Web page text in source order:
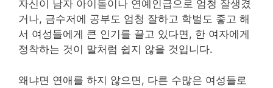
자신이 남자 아이돌이나 연예인급으로 엄청 잘생겼
거나, 금수저에 공부도 엄청 잘하고 학벌도 좋고 해
서 여성들에게 큰 인기를 끌고 있다면, 한 여자에게
정착하는 것이 말처럼 쉽지 않을 것입니다.
왜냐면 연애를 하지 않으면, 다른 수많은 여성들로